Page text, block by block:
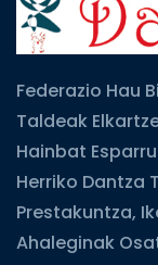
Federazio Hau
Taldeak
Hainbat
Herriko Dantza
Prestakuntza,
Ahaleginak